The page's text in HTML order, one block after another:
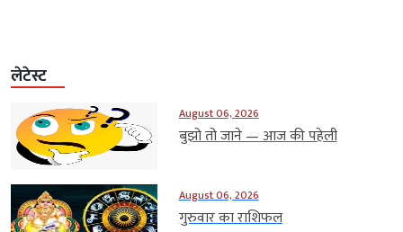
लेटेस्ट
August 06, 2026
बुझो तो जाने — आज की पहेली
August 06, 2026
गुरुवार का राशिफल